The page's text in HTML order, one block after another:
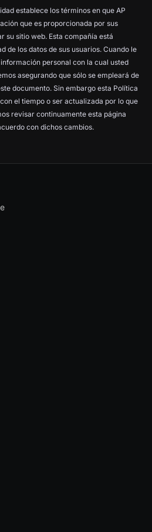
establece los términos en que AP
que es proporcionada por sus
su sitio web. Esta compañía está
de los datos de sus usuarios. Cuando le
personal con la cual usted
asegurando que sólo se empleará de
documento. Sin embargo esta Política
el tiempo o ser actualizada por lo que
revisar continuamente esta página
con dichos cambios.